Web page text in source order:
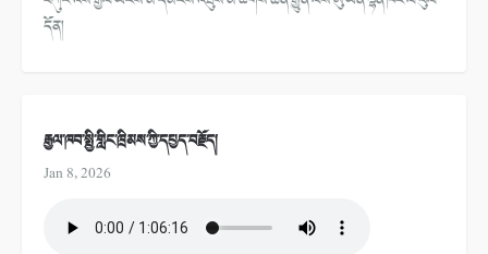
དོན།
རྒྱལ་ཁབ་སྤྱི་གླིང་ཁྲིམས་ཀྱི་དཔྱད་བརྗོད།
Jan 8, 2026